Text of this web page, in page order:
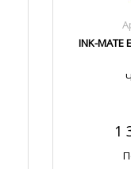
INK-MATE
1